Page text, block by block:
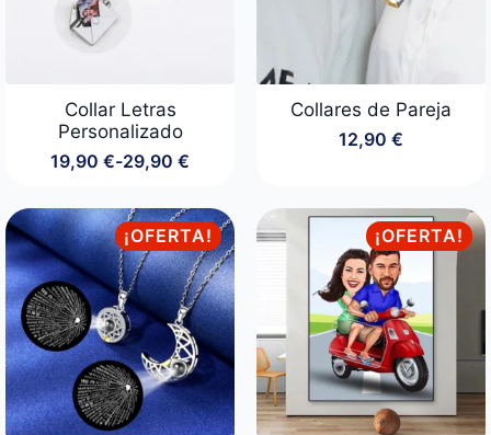
Collar Letras
Personalizado
19,90 €-29,90 €
Rango
precios:
desde
19,90 €
hasta
29,90 €
Collares de Pareja
12,90 €
¡OFERTA! ¡OFERTA!